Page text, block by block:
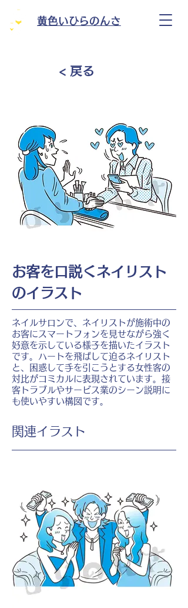
黄色いひらのんさ
< 戻る
お客を口説くネイリスト
のイラスト
ネイルサロンで、ネイリストが施術中の
お客にスマートフォンを見せながら強く
好意を示している様子を描いたイラスト
です。ハートを飛ばして迫るネイリスト
と、困惑して手を引こうとする女性客の
対比がコミカルに表現されています。接
客トラブルやサービス業のシーン説明に
も使いやすい構図です。
​関連イラスト